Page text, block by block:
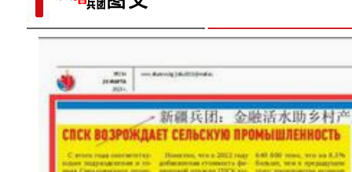
新疆青河：蒙新河狸深夜“